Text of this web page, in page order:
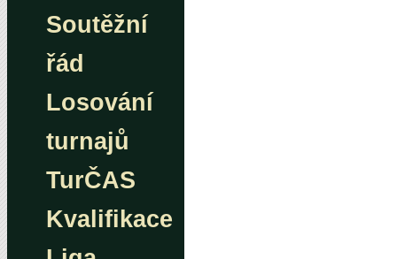
Soutěžní
řád
Losování
turnajů
TurČAS
Kvalifikace